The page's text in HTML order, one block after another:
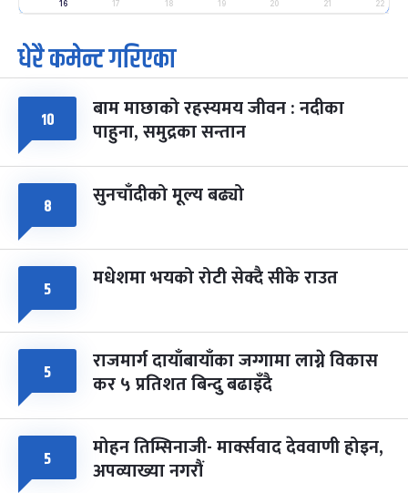
मंगल फाल्गुन २५, २०८३ Mar 9, 2027
७ पूर्णिमा व्रत
चैत्र ७, २०८३-Mar 21, 2027
८
सोम
फागुपूर्णिमा
चैत्र ८, २०८३-Mar 22, 2027
७ महिना बाँकी
16 17 18 19 20 21 22
धेरै कमेन्ट गरिएका
१० बाम माछाको रहस्यमय जीवन : नदीका
पाहुना, समुद्रका सन्तान
८ सुनचाँदीको मूल्य बढ्यो
५ मधेशमा भयको रोटी सेक्दै सीके राउत
५ राजमार्ग दायाँबायाँका जग्गामा लाग्ने विकास
कर ५ प्रतिशत बिन्दु बढाइँदै
५ मोहन तिम्सिनाजी- मार्क्सवाद देववाणी होइन,
अपव्याख्या नगरौं